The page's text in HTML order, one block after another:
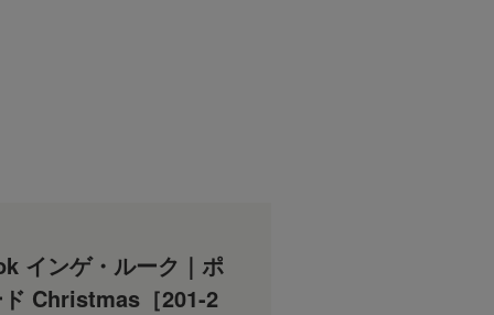
インゲ・ルーク｜ポ
Christmas［201-2